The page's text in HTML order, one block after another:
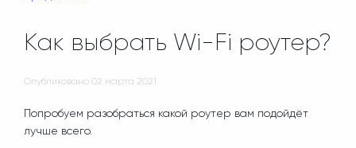
Как выбрать Wi-Fi роутер?
Опубликовано 02 марта 2021 .
Попробуем разобраться какой роутер вам подойдёт
лучше всего.